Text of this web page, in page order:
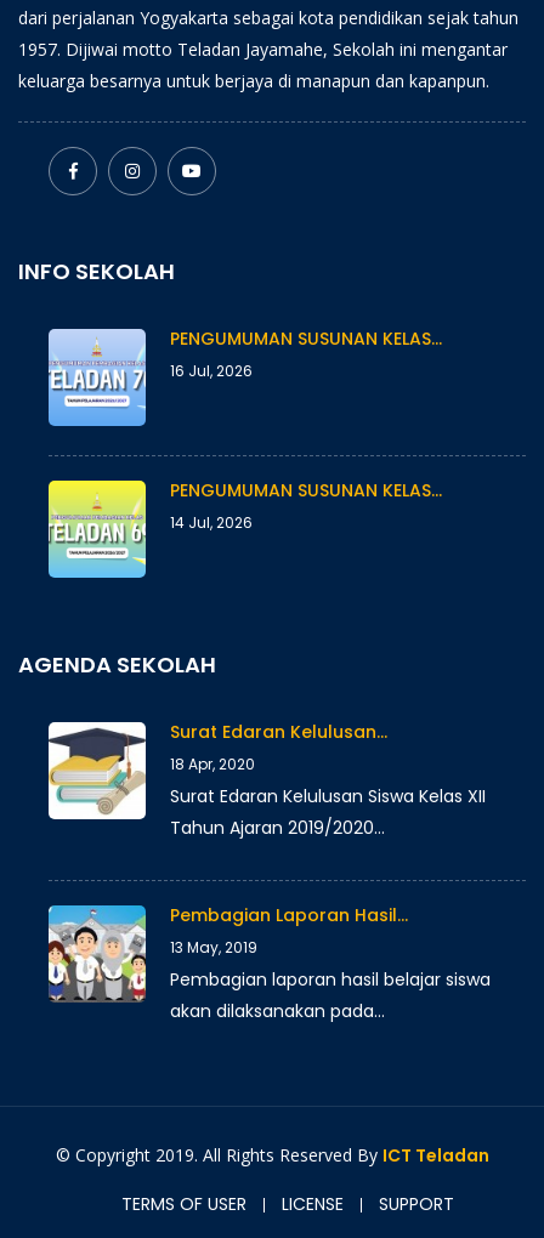
dari perjalanan Yogyakarta sebagai kota pendidikan sejak tahun
1957. Dijiwai motto Teladan Jayamahe, Sekolah ini mengantar
keluarga besarnya untuk berjaya di manapun dan kapanpun.
INFO SEKOLAH
PENGUMUMAN SUSUNAN KELAS…
16 Jul, 2026
PENGUMUMAN SUSUNAN KELAS…
14 Jul, 2026
AGENDA SEKOLAH
Surat Edaran Kelulusan…
18 Apr, 2020
Surat Edaran Kelulusan Siswa Kelas XII
Tahun Ajaran 2019/2020…
Pembagian Laporan Hasil…
13 May, 2019
Pembagian laporan hasil belajar siswa
akan dilaksanakan pada…
© Copyright 2019. All Rights Reserved By ICT Teladan
TERMS OF USER
LICENSE SUPPORT